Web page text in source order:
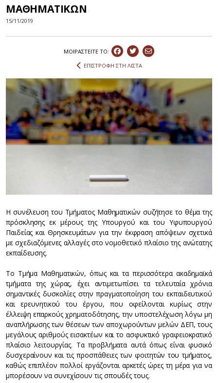
ΜΑΘΗΜΑΤΙΚΩΝ
15/11/2019
ΜΟΙΡΑΣΤEIΤΕ ΤΟ:
ΕΠΙΣΤΡΟΦΗ ΣΤΗ ΛΙΣΤΑ
Η συνέλευση του Τμήματος Μαθηματικών συζήτησε το θέμα της
πρόσκλησης εκ μέρους της Υπουργού και του Υφυπουργού
Παιδείας και Θρησκευμάτων για την έκφραση απόψεων σχετικά
με σχεδιαζόμενες αλλαγές στο νομοθετικό πλαίσιο της ανώτατης
εκπαίδευσης.
Το Τμήμα Μαθηματικών, όπως και τα περισσότερα ακαδημαϊκά
τμήματα της χώρας, έχει αντιμετωπίσει τα τελευταία χρόνια
σημαντικές δυσκολίες στην πραγματοποίηση του εκπαιδευτικού
και ερευνητικού του έργου, που οφείλονται κυρίως στην
έλλειψη επαρκούς χρηματοδότησης, την υποστελέχωση λόγω μη
αναπλήρωσης των θέσεων των αποχωρούντων μελών ΔΕΠ, τους
μεγάλους αριθμούς εισακτέων και το ασφυκτικό γραφειοκρατικό
πλαίσιο λειτουργίας. Τα προβλήματα αυτά όπως είναι φυσικό
δυσχεραίνουν και τις προσπάθειες των φοιτητών του τμήματος,
καθώς επιπλέον πολλοί εργάζονται αρκετές ώρες τη μέρα για να
μπορέσουν να συνεχίσουν τις σπουδές τους.